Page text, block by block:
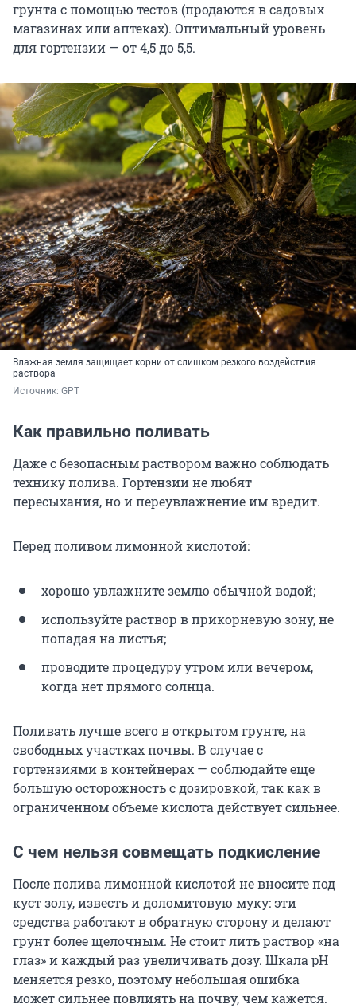
грунта с помощью тестов (продаются в садовых
магазинах или аптеках). Оптимальный уровень
для гортензии — от 4,5 до 5,5.
Влажная земля защищает корни от слишком резкого воздействия
раствора
Источник: GPT
Как правильно поливать
Даже с безопасным раствором важно соблюдать
технику полива. Гортензии не любят
пересыхания, но и переувлажнение им вредит.
Перед поливом лимонной кислотой:
хорошо увлажните землю обычной водой;
используйте раствор в прикорневую зону, не
попадая на листья;
проводите процедуру утром или вечером,
когда нет прямого солнца.
Поливать лучше всего в открытом грунте, на
свободных участках почвы. В случае с
гортензиями в контейнерах — соблюдайте еще
большую осторожность с дозировкой, так как в
ограниченном объеме кислота действует сильнее.
С чем нельзя совмещать подкисление
После полива лимонной кислотой не вносите под
куст золу, известь и доломитовую муку: эти
средства работают в обратную сторону и делают
грунт более щелочным. Не стоит лить раствор «на
глаз» и каждый раз увеличивать дозу. Шкала pH
меняется резко, поэтому небольшая ошибка
может сильнее повлиять на почву, чем кажется.